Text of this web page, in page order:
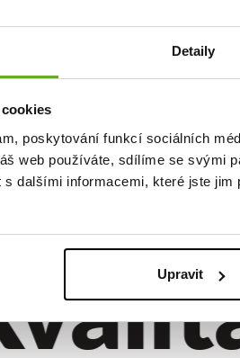
Detaily
poskytování funkcí sociálních
web používáte, sdílíme se svými
s dalšími informacemi, které jste
Upravit